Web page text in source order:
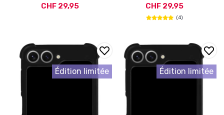
CHF 29,95 CHF 29,95
(4)
Édition limitée Édition limitée